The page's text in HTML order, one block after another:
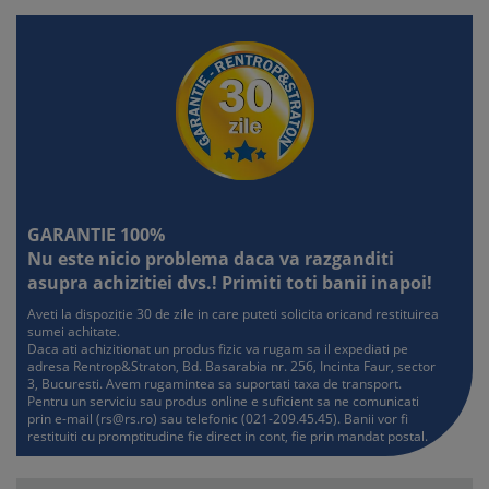
activitatilor instructiv-educative in invatamantul primar
Testul nr. 11 . . . . . . . . . . . . . . . . . . . . . . . . . . . . . . . . . . . . . . . . .
Literatura: Lucian Blaga – particularitatile de realizare a
structurii discursului poetic
Metodica CLR/LLR: Adaptarea vorbirii la diferite situatii de
comunicare in functie de partenerul de dialog
scolara
Testul nr. 12 . . . . . . . . . . . . . . . . . . . . . . . . . . . . . . . . . . . . . . . . .
. . . . . 40
Literatura: Tudor Arghezi – particularitatile de realizare a
structurii discursului poetic
Metodica CLR/LLR: Aprecierea valorii cartilor
Elemente de pedagogie: Eseu despre Curriculumul
diferentiat si personalizat
Testul nr. 13 . . . . . . . . . . . . . . . . . . . . . . . . . . . . . . . . . . . . . . . . .
GARANTIE 100%
Nu este nicio problema daca va razganditi
asupra achizitiei dvs.! Primiti toti banii inapoi!
Aveti la dispozitie 30 de zile in care puteti solicita oricand restituirea
sumei achitate.
Daca ati achizitionat un produs fizic va rugam sa il expediati pe
adresa Rentrop&Straton, Bd. Basarabia nr. 256, Incinta Faur, sector
3, Bucuresti. Avem rugamintea sa suportati taxa de transport.
Pentru un serviciu sau produs online e suficient sa ne comunicati
prin e-mail (rs@rs.ro) sau telefonic (021-209.45.45). Banii vor fi
restituiti cu promptitudine fie direct in cont, fie prin mandat postal.